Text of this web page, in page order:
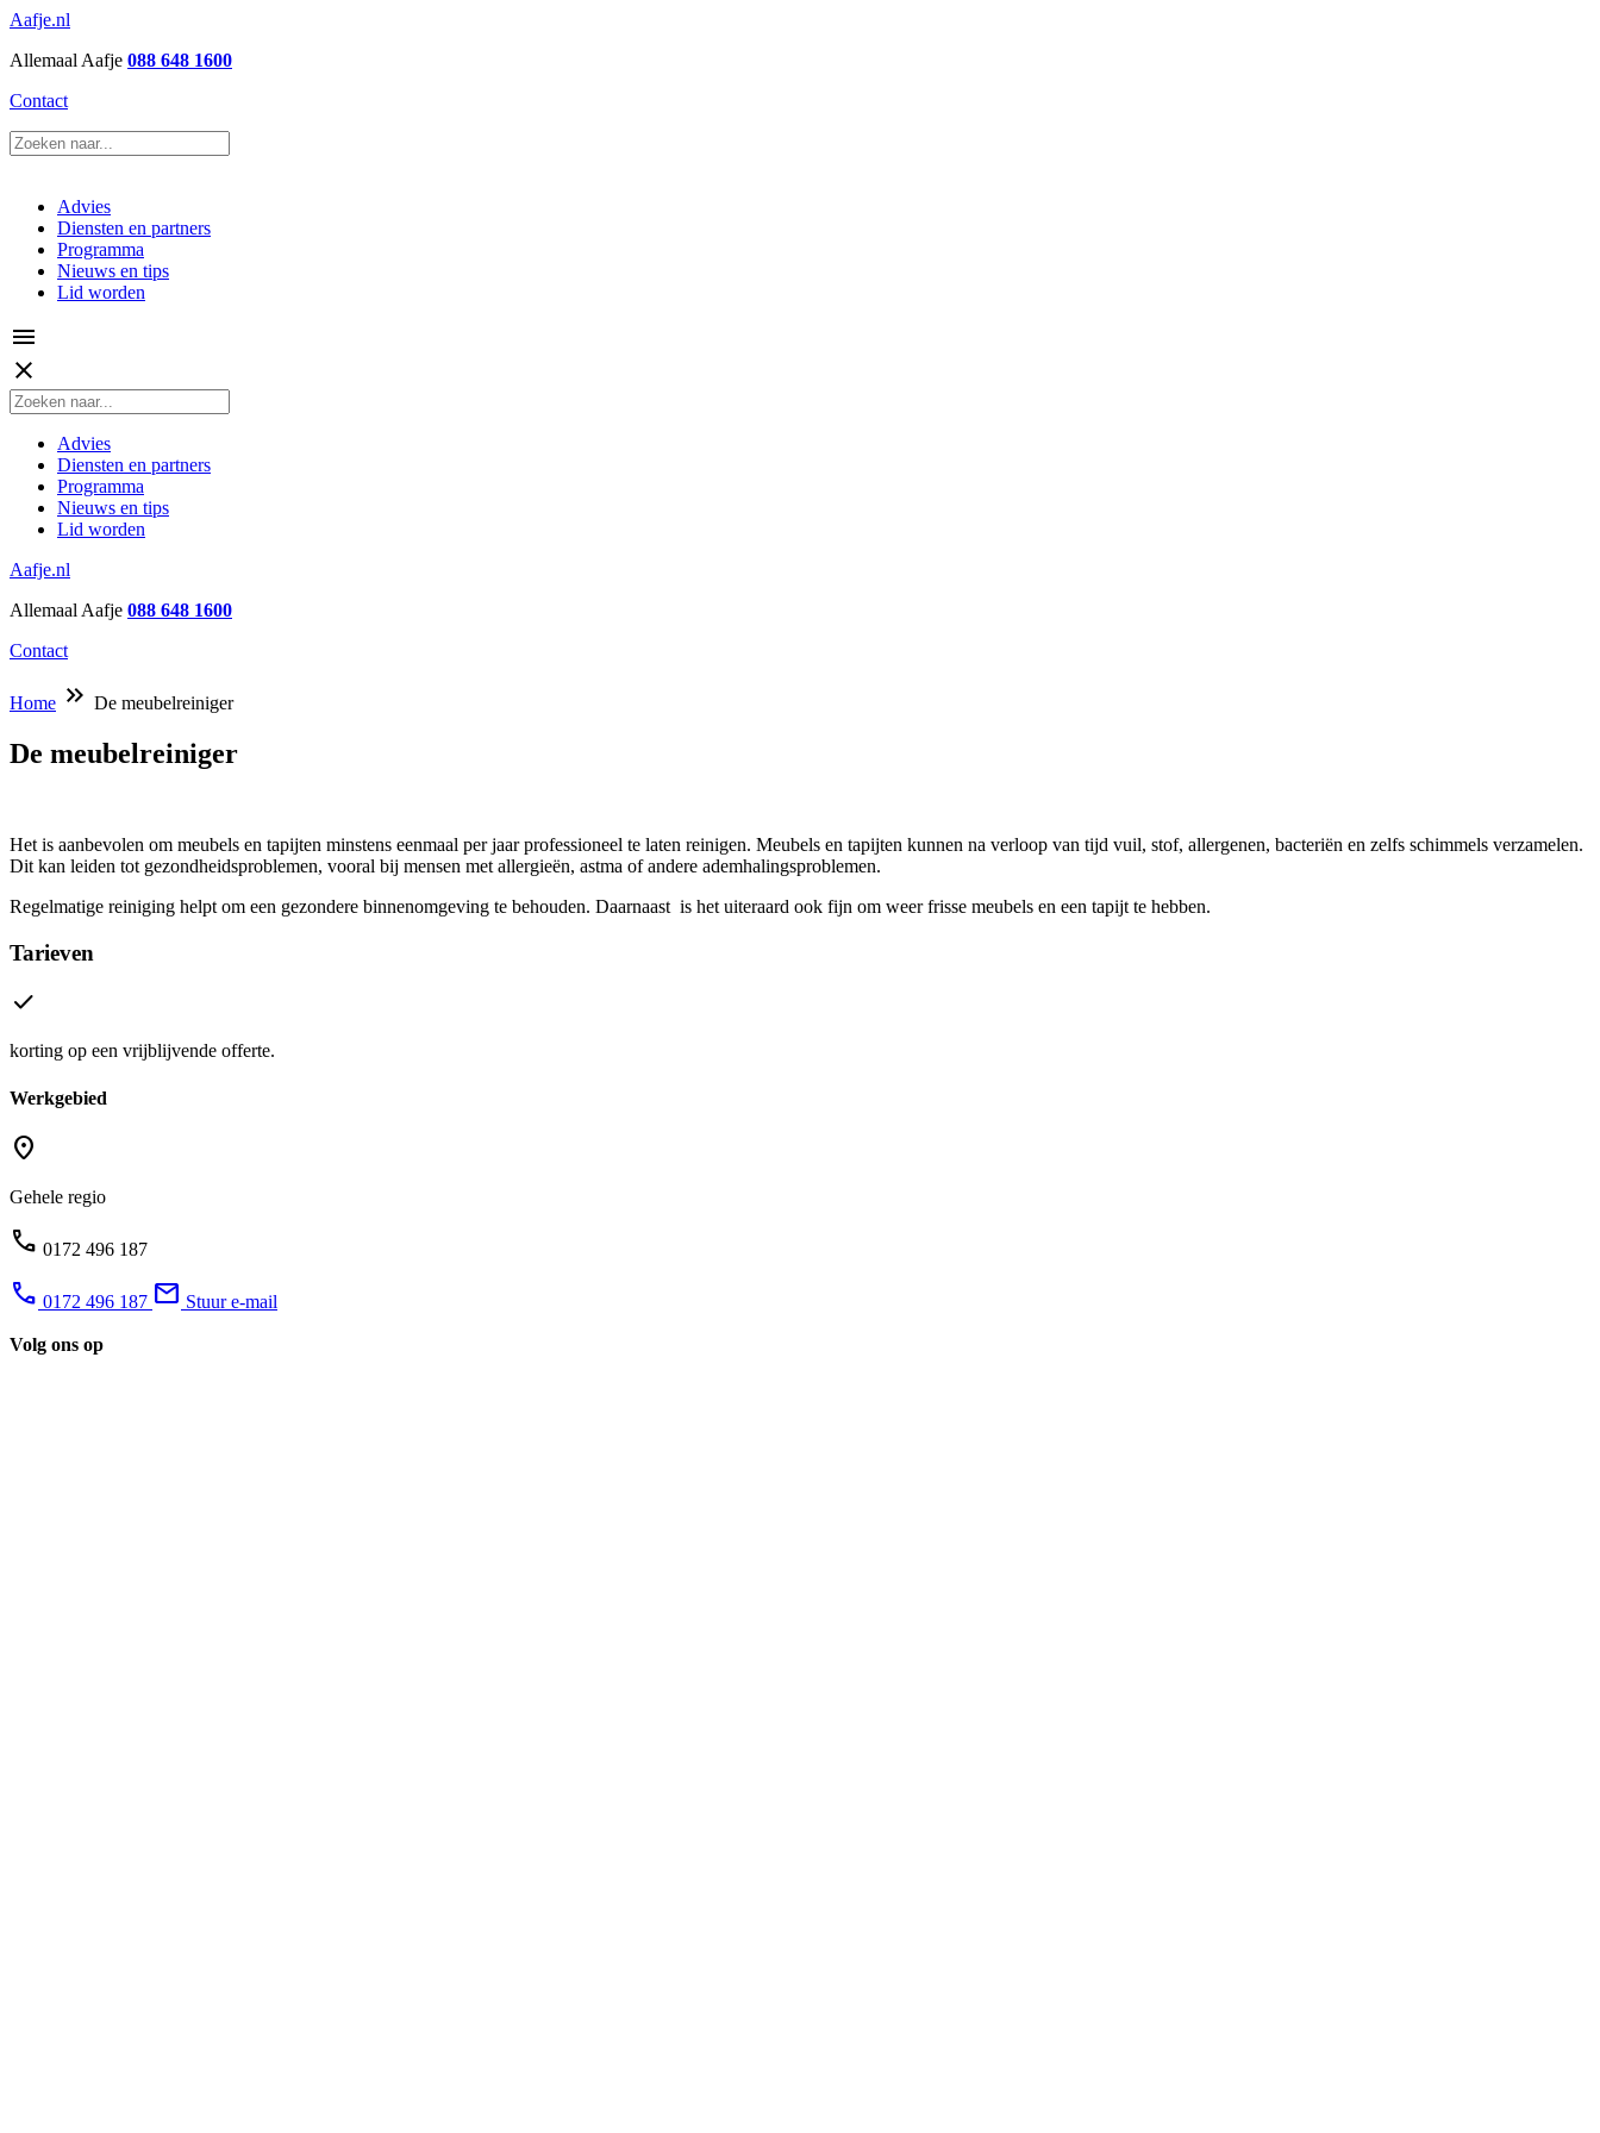
Aafje.nl
Allemaal Aafje 088 648 1600
Contact
Advies
Diensten en partners
Programma
Nieuws en tips
Lid worden
menu
close
Advies
Diensten en partners
Programma
Nieuws en tips
Lid worden
Aafje.nl
Allemaal Aafje 088 648 1600
Contact
Home keyboard_double_arrow_right De meubelreiniger
De meubelreiniger
Het is aanbevolen om meubels en tapijten minstens eenmaal per jaar professioneel te laten reinigen. Meubels en tapijten kunnen na verloop van tijd vuil, stof, allergenen, bacteriën en zelfs schimmels verzamelen.
Dit kan leiden tot gezondheidsproblemen, vooral bij mensen met allergieën, astma of andere ademhalingsproblemen.
Regelmatige reiniging helpt om een gezondere binnenomgeving te behouden. Daarnaast is het uiteraard ook fijn om weer frisse meubels en een tapijt te hebben.
Tarieven
check
korting op een vrijblijvende offerte.
Werkgebied
location_on
Gehele regio
phone 0172 496 187
phone 0172 496 187 mail Stuur e-mail
Volg ons op